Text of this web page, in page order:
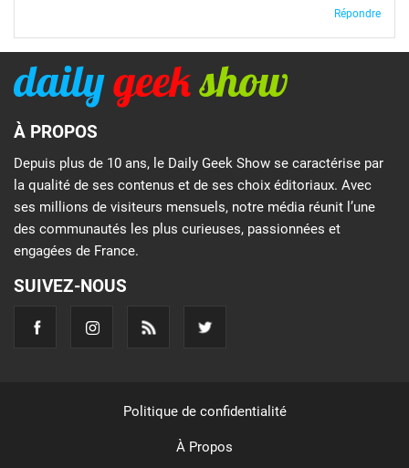
Répondre
À PROPOS
Depuis plus de 10 ans, le Daily Geek Show se caractérise par
la qualité de ses contenus et de ses choix éditoriaux. Avec
ses millions de visiteurs mensuels, notre média réunit l’une
des communautés les plus curieuses, passionnées et
engagées de France.
SUIVEZ-NOUS
Politique de confidentialité
À Propos